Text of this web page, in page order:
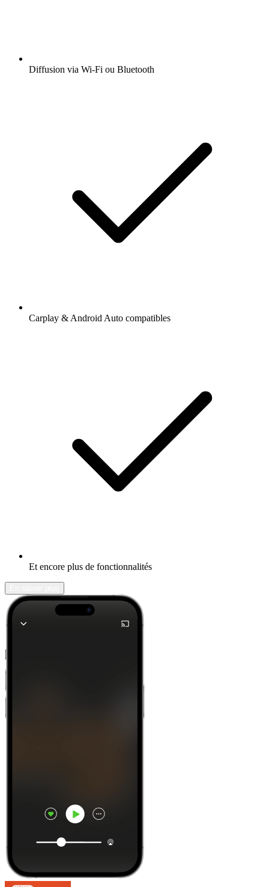
Diffusion via Wi-Fi ou Bluetooth
Carplay & Android Auto compatibles
Et encore plus de fonctionnalités